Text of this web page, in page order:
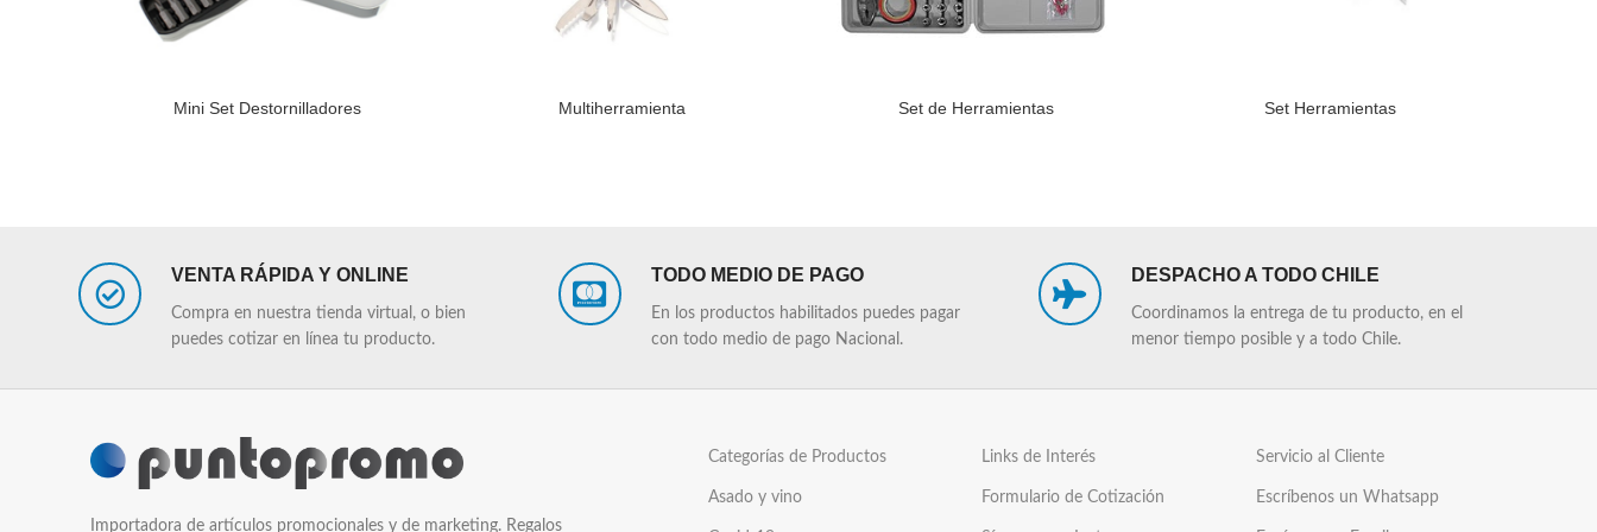
Mini Set Destornilladores Multiherramienta Set de Herramientas Set Herramientas
VENTA RÁPIDA Y ONLINE
Compra en nuestra tienda virtual, o bien
puedes cotizar en línea tu producto.
TODO MEDIO DE PAGO
En los productos habilitados puedes pagar
con todo medio de pago Nacional.
DESPACHO A TODO CHILE
Coordinamos la entrega de tu producto, en el
menor tiempo posible y a todo Chile.
Importadora de artículos promocionales y de marketing. Regalos
Categorías de Productos
Asado y vino
Links de Interés
Formulario de Cotización
Servicio al Cliente
Escríbenos un Whatsapp